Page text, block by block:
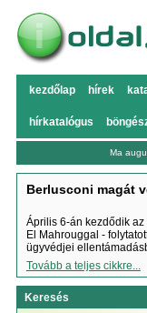
kezdőlap hírek
hírkatalógus
Ma
Berlusconi magát
Április 6-án kezdődik
El Mahrouggal -
ügyvédjei
Tovább a teljes cikkre...
Keresés